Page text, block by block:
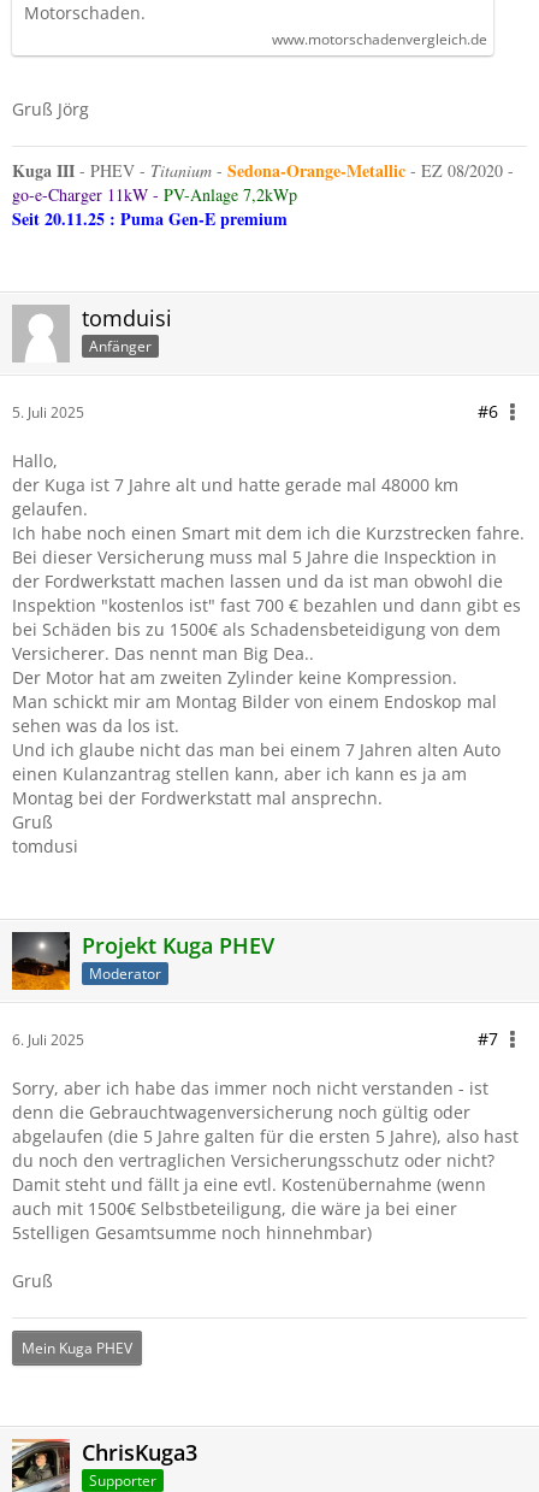
Motorschaden.
www.motorschadenvergleich.de
Gruß Jörg
Kuga III - PHEV - Titanium - Sedona-Orange-Metallic - EZ 08/2020 -
go-e-Charger 11kW - PV-Anlage 7,2kWp
Seit 20.11.25 : Puma Gen-E premium
tomduisi
Anfänger
5. Juli 2025 #6
Hallo,
der Kuga ist 7 Jahre alt und hatte gerade mal 48000 km
gelaufen.
Ich habe noch einen Smart mit dem ich die Kurzstrecken fahre.
Bei dieser Versicherung muss mal 5 Jahre die Inspecktion in
der Fordwerkstatt machen lassen und da ist man obwohl die
Inspektion "kostenlos ist" fast 700 € bezahlen und dann gibt es
bei Schäden bis zu 1500€ als Schadensbeteidigung von dem
Versicherer. Das nennt man Big Dea..
Der Motor hat am zweiten Zylinder keine Kompression.
Man schickt mir am Montag Bilder von einem Endoskop mal
sehen was da los ist.
Und ich glaube nicht das man bei einem 7 Jahren alten Auto
einen Kulanzantrag stellen kann, aber ich kann es ja am
Montag bei der Fordwerkstatt mal ansprechn.
Gruß
tomdusi
Projekt Kuga PHEV
Moderator
6. Juli 2025 #7
Sorry, aber ich habe das immer noch nicht verstanden - ist
denn die Gebrauchtwagenversicherung noch gültig oder
abgelaufen (die 5 Jahre galten für die ersten 5 Jahre), also hast
du noch den vertraglichen Versicherungsschutz oder nicht?
Damit steht und fällt ja eine evtl. Kostenübernahme (wenn
auch mit 1500€ Selbstbeteiligung, die wäre ja bei einer
5stelligen Gesamtsumme noch hinnehmbar)
Gruß
Mein Kuga PHEV
ChrisKuga3
Supporter